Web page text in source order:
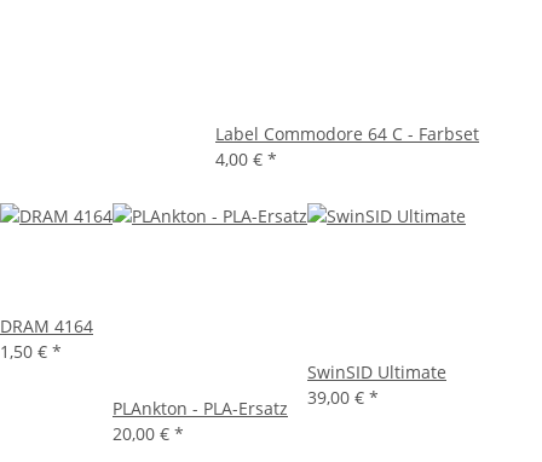
Label Commodore 64 C - Farbset
4,00 € *
DRAM 4164
1,50 € *
PLAnkton - PLA-Ersatz
20,00 € *
SwinSID Ultimate
39,00 € *